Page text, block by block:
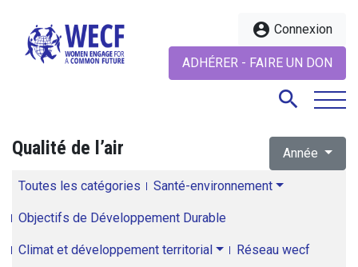
account_circle Connexion
ADHÉRER - FAIRE UN DON
search
Qualité de l’air Année
Toutes les catégories Santé-environnement
Objectifs de Développement Durable
Climat et développement territorial Réseau wecf